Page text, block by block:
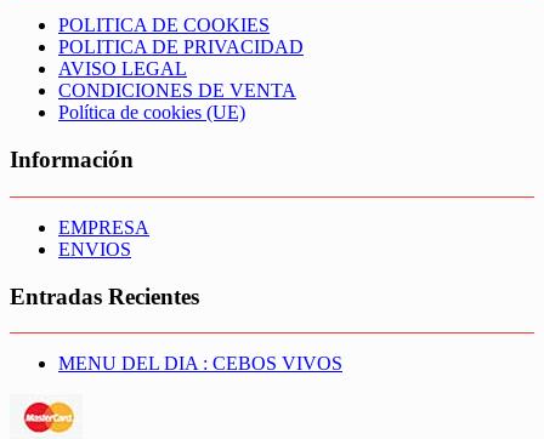
POLITICA DE COOKIES
POLITICA DE PRIVACIDAD
AVISO LEGAL
CONDICIONES DE VENTA
Política de cookies (UE)
Información
EMPRESA
ENVIOS
Entradas Recientes
MENU DEL DIA : CEBOS VIVOS